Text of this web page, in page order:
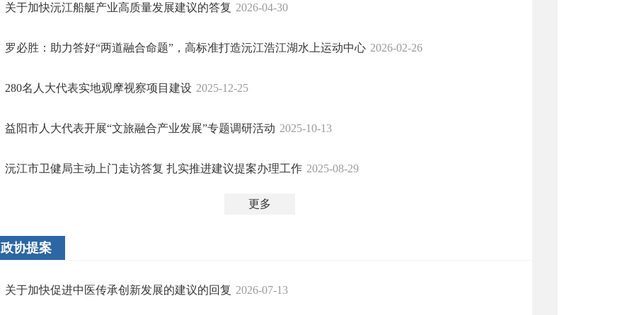
关于加快沅江船艇产业高质量发展建议的答复 2026-04-30
罗必胜：助力答好“两道融合命题”，高标准打造沅江浩江湖水上运动中心 2026-02-26
280名人大代表实地观摩视察项目建设 2025-12-25
益阳市人大代表开展“文旅融合产业发展”专题调研活动 2025-10-13
沅江市卫健局主动上门走访答复 扎实推进建议提案办理工作 2025-08-29
更多
政协提案
关于加快促进中医传承创新发展的建议的回复 2026-07-13